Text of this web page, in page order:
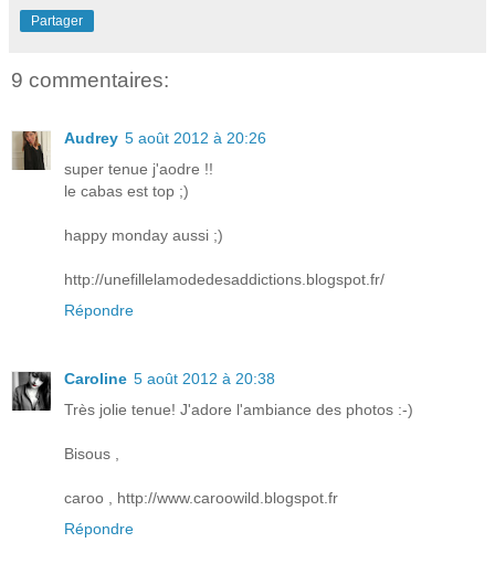
Partager
9 commentaires:
Audrey 5 août 2012 à 20:26
super tenue j'aodre !!
le cabas est top ;)
happy monday aussi ;)
http://unefillelamodedesaddictions.blogspot.fr/
Répondre
Caroline 5 août 2012 à 20:38
Très jolie tenue! J'adore l'ambiance des photos :-)
Bisous ,
caroo , http://www.caroowild.blogspot.fr
Répondre